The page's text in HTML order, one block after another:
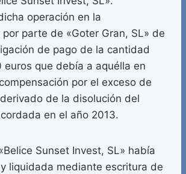
operación en la
parte de «Goter Gran, SL» de
de pago de la cantidad
que debía a aquélla en
por el exceso de
de la disolución del
en el año 2013.
Sunset Invest, SL» había
liquidada mediante escritura de